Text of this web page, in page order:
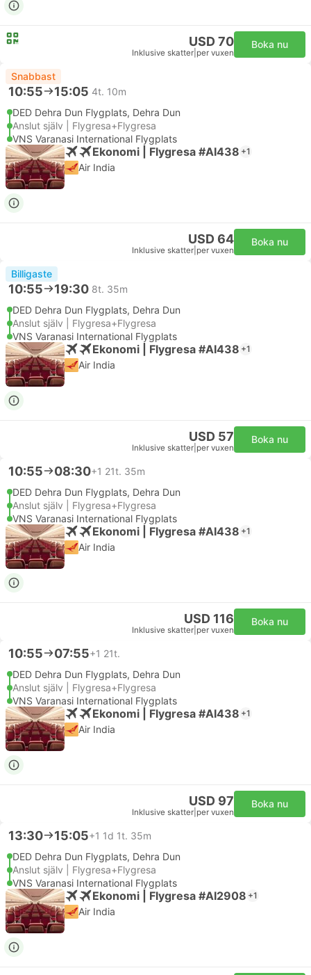
USD 70
Inklusive skatter per vuxen
Boka nu
Snabbast
10:55 15:05 4t. 10m
DED Dehra Dun Flygplats, Dehra Dun
Anslut själv | Flygresa+Flygresa
VNS Varanasi International Flygplats
Ekonomi | Flygresa #AI438 +1
Air India
USD 64
Inklusive skatter per vuxen
Boka nu
Billigaste
10:55 19:30 8t. 35m
DED Dehra Dun Flygplats, Dehra Dun
Anslut själv | Flygresa+Flygresa
VNS Varanasi International Flygplats
Ekonomi | Flygresa #AI438 +1
Air India
USD 57
Inklusive skatter per vuxen
Boka nu
10:55 08:30+1 21t. 35m
DED Dehra Dun Flygplats, Dehra Dun
Anslut själv | Flygresa+Flygresa
VNS Varanasi International Flygplats
Ekonomi | Flygresa #AI438 +1
Air India
USD 116
Inklusive skatter per vuxen
Boka nu
10:55 07:55+1 21t.
DED Dehra Dun Flygplats, Dehra Dun
Anslut själv | Flygresa+Flygresa
VNS Varanasi International Flygplats
Ekonomi | Flygresa #AI438 +1
Air India
USD 97
Inklusive skatter per vuxen
Boka nu
13:30 15:05+1 1d 1t. 35m
DED Dehra Dun Flygplats, Dehra Dun
Anslut själv | Flygresa+Flygresa
VNS Varanasi International Flygplats
Ekonomi | Flygresa #AI2908 +1
Air India